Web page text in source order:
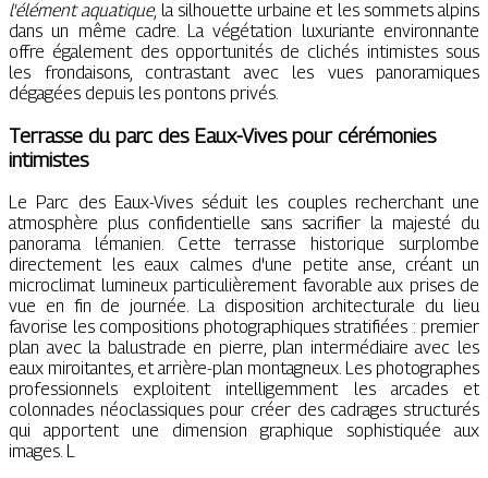
l'élément aquatique, la silhouette urbaine et les sommets alpins
dans un même cadre. La végétation luxuriante environnante
offre également des opportunités de clichés intimistes sous
les frondaisons, contrastant avec les vues panoramiques
dégagées depuis les pontons privés.
Terrasse du parc des Eaux-Vives pour cérémonies
intimistes
Le Parc des Eaux-Vives séduit les couples recherchant une
atmosphère plus confidentielle sans sacrifier la majesté du
panorama lémanien. Cette terrasse historique surplombe
directement les eaux calmes d'une petite anse, créant un
microclimat lumineux particulièrement favorable aux prises de
vue en fin de journée. La disposition architecturale du lieu
favorise les compositions photographiques stratifiées : premier
plan avec la balustrade en pierre, plan intermédiaire avec les
eaux miroitantes, et arrière-plan montagneux. Les photographes
professionnels exploitent intelligemment les arcades et
colonnades néoclassiques pour créer des cadrages structurés
qui apportent une dimension graphique sophistiquée aux
images. L